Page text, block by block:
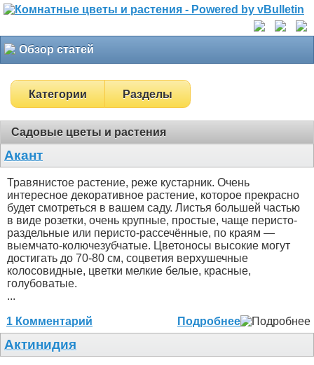
Обзор статей
Категории Разделы
Садовые цветы и растения
Акант
Травянистое растение, реже кустарник. Очень
интересное декоративное растение, которое прекрасно
будет смотреться в вашем саду. Листья большей частью
в виде розетки, очень крупные, простые, чаще перисто-
раздельные или перисто-рассечённые, по краям —
выемчато-колючезубчатые. Цветоносы высокие могут
достигать до 70-80 см, соцветия верхушечные
колосовидные, цветки мелкие белые, красные,
голубоватые.
...
1 Комментарий Подробнее
Актинидия